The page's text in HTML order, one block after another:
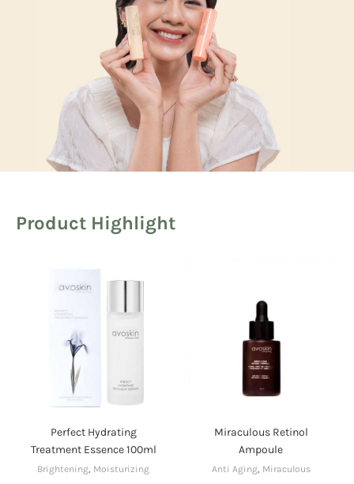
Product Highlight
Perfect Hydrating
Treatment Essence 100ml
Brightening, Moisturizing
Miraculous Retinol
Ampoule
Anti Aging, Miraculous